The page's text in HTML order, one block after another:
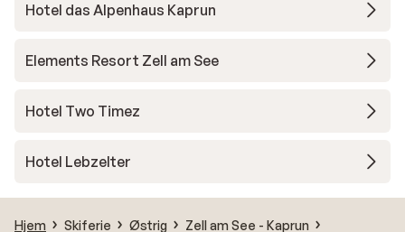
Hotel das Alpenhaus Kaprun
Elements Resort Zell am See
Hotel Two Timez
Hotel Lebzelter
Hjem Skiferie Østrig
Zell am See - Kaprun